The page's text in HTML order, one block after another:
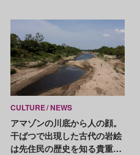
CULTURE NEWS
アマゾンの川底から人の顔。
干ばつで出現した古代の岩絵
は先住民の歴史を知る貴重な